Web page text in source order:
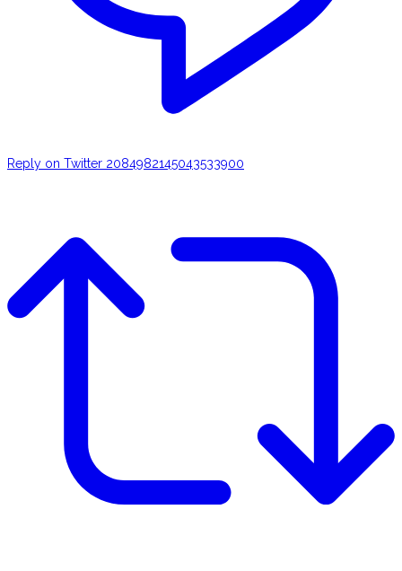
Reply on Twitter 2084982145043533900